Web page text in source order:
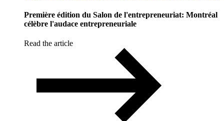
Première édition du Salon de l'entrepreneuriat: Montréal
célèbre l'audace entrepreneuriale
Read the article